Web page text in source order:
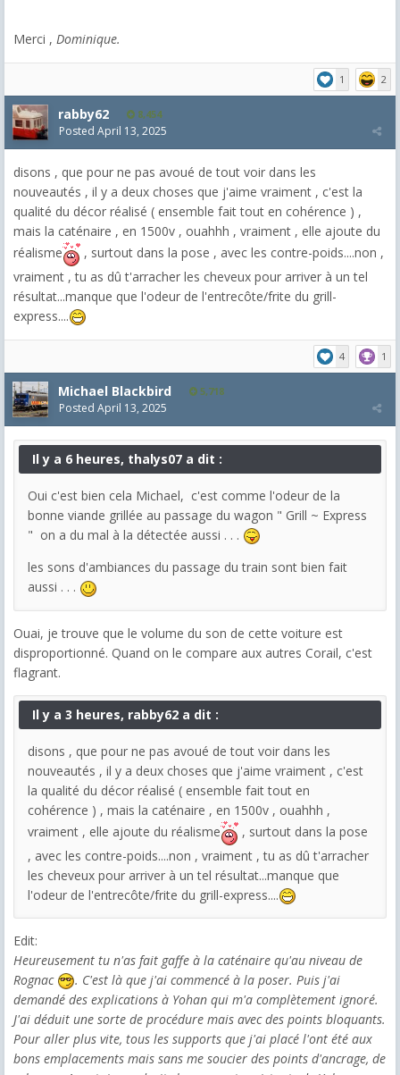
Merci , Dominique.
1 2
rabby62 8,454
Posted April 13, 2025
disons , que pour ne pas avoué de tout voir dans les
nouveautés , il y a deux choses que j'aime vraiment , c'est la
qualité du décor réalisé ( ensemble fait tout en cohérence ) ,
mais la caténaire , en 1500v , ouahhh , vraiment , elle ajoute du
réalisme
, surtout dans la pose , avec les contre-poids....non ,
vraiment , tu as dû t'arracher les cheveux pour arriver à un tel
résultat...manque que l'odeur de l'entrecôte/frite du grill-
express....
4 1
Michael Blackbird 5,718
Posted April 13, 2025
Il y a 6 heures, thalys07 a dit :
Oui c'est bien cela Michael, c'est comme l'odeur de la
bonne viande grillée au passage du wagon " Grill ~ Express
" on a du mal à la détectée aussi . . .
les sons d'ambiances du passage du train sont bien fait
aussi . . .
Ouai, je trouve que le volume du son de cette voiture est
disproportionné. Quand on le compare aux autres Corail, c'est
flagrant.
Il y a 3 heures, rabby62 a dit :
disons , que pour ne pas avoué de tout voir dans les
nouveautés , il y a deux choses que j'aime vraiment , c'est
la qualité du décor réalisé ( ensemble fait tout en
cohérence ) , mais la caténaire , en 1500v , ouahhh ,
vraiment , elle ajoute du réalisme
, surtout dans la pose
, avec les contre-poids....non , vraiment , tu as dû t'arracher
les cheveux pour arriver à un tel résultat...manque que
l'odeur de l'entrecôte/frite du grill-express....
Edit:
Heureusement tu n'as fait gaffe à la caténaire qu'au niveau de
Rognac
. C'est là que j'ai commencé à la poser. Puis j'ai
demandé des explications à Yohan qui m'a complètement ignoré.
J'ai déduit une sorte de procédure mais avec des points bloquants.
Pour aller plus vite, tous les supports que j'ai placé l'ont été aux
bons emplacements mais sans me soucier des points d'ancrage, de